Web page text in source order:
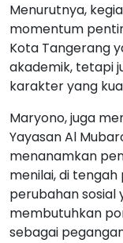
Menurutnya,
momentum
Kota Tangerang
akademik, tetapi
karakter yang
Maryono, juga
Yayasan Al
menanamkan
menilai, di
perubahan
membutuhkan
sebagai